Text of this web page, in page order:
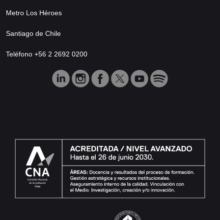
Metro Los Héroes
Santiago de Chile
Teléfono +56 2 2692 0200